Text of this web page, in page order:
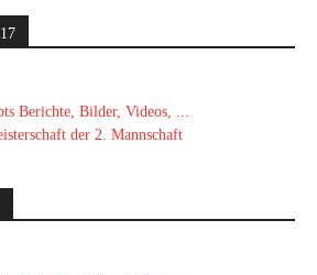
Berichte, Bilder, Videos, ...
der 2. Mannschaft